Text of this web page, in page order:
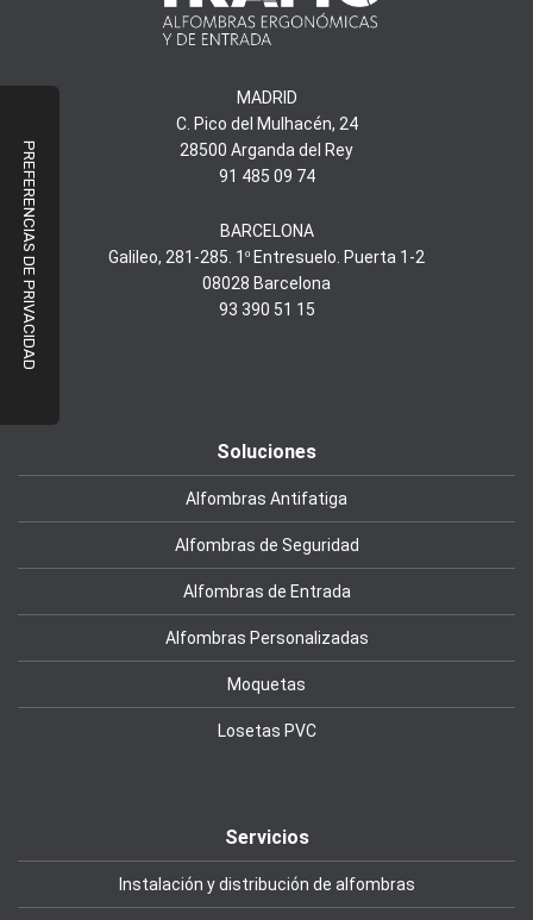
MADRID
C. Pico del Mulhacén, 24
28500 Arganda del Rey
91 485 09 74
BARCELONA
Galileo, 281-285. 1º Entresuelo. Puerta 1-2
08028 Barcelona
93 390 51 15
Soluciones
Alfombras Antifatiga
Alfombras de Seguridad
Alfombras de Entrada
Alfombras Personalizadas
Moquetas
Losetas PVC
Servicios
Instalación y distribución de alfombras